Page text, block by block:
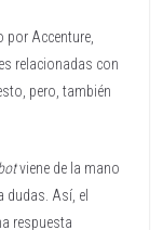
por Accenture,
relacionadas con
pero, también
viene de la mano
dudas. Así, el
respuesta